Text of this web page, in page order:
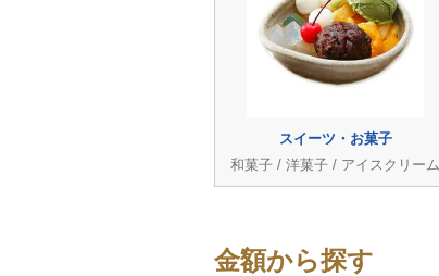
スイーツ・お菓子
和菓子 / 洋菓子 / アイスクリーム
金額から探す